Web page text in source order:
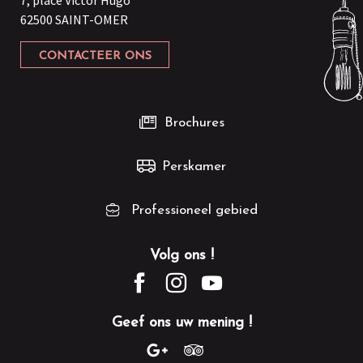
62500 SAINT-OMER
CONTACTEER ONS
Volg ons !
Geef ons uw mening !
Brochures
Perskamer
Professioneel gebied